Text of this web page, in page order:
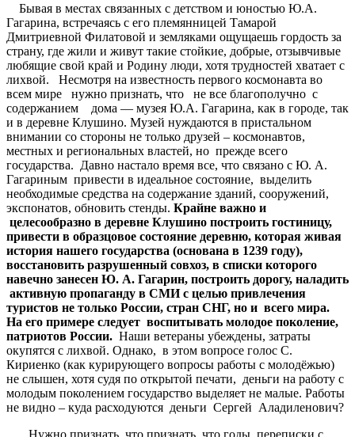
Бывая в местах связанных с детством и юностью Ю.А.
Гагарина, встречаясь с его племянницей Тамарой
Дмитриевной Филатовой и земляками ощущаешь гордость за
страну, где жили и живут такие стойкие, добрые, отзывчивые
любящие свой край и Родину люди, хотя трудностей хватает с
лихвой. Несмотря на известность первого космонавта во
всем мире нужно признать, что не все благополучно с
содержанием дома — музея Ю.А. Гагарина, как в городе, так
и в деревне Клушино. Музей нуждаются в пристальном
внимании со стороны не только друзей – космонавтов,
местных и региональных властей, но прежде всего
государства. Давно настало время все, что связано с Ю. А.
Гагариным привести в идеальное состояние, выделить
необходимые средства на содержание зданий, сооружений,
экспонатов, обновить стенды. Крайне важно и
целесообразно в деревне Клушино построить гостиницу,
привести в образцовое состояние деревню, которая живая
история нашего государства (основана в 1239 году),
восстановить разрушенный совхоз, в списки которого
навечно занесен Ю. А. Гагарин, построить дорогу, наладить
активную пропаганду в СМИ с целью привлечения
туристов не только России, стран СНГ, но и всего мира.
На его примере следует воспитывать молодое поколение,
патриотов России. Наши ветераны убеждены, затраты
окупятся с лихвой. Однако, в этом вопросе голос С.
Кириенко (как курирующего вопросы работы с молодёжью)
не слышен, хотя судя по открытой печати, деньги на работу с
молодым поколением государство выделяет не малые. Работы
не видно – куда расходуются деньги Сергей Аладиленович?
Нужно признать, что признать, что годы переписки с